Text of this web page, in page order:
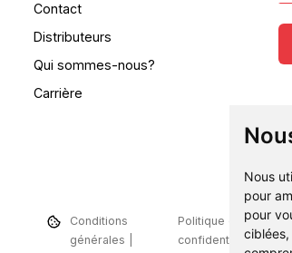
Nous
pour
pour
Contact
Distributeurs
Qui sommes-nous?
Carrière
*
Conditions
générales
Politique de
confidentialité